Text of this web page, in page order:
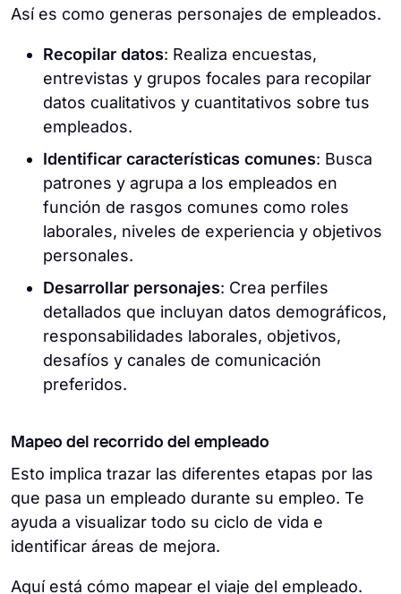
Así es como generas personajes de empleados.
Recopilar datos: Realiza encuestas,
entrevistas y grupos focales para recopilar
datos cualitativos y cuantitativos sobre tus
empleados.
Identificar características comunes: Busca
patrones y agrupa a los empleados en
función de rasgos comunes como roles
laborales, niveles de experiencia y objetivos
personales.
Desarrollar personajes: Crea perfiles
detallados que incluyan datos demográficos,
responsabilidades laborales, objetivos,
desafíos y canales de comunicación
preferidos.
Mapeo del recorrido del empleado
Esto implica trazar las diferentes etapas por las
que pasa un empleado durante su empleo. Te
ayuda a visualizar todo su ciclo de vida e
identificar áreas de mejora.
Aquí está cómo mapear el viaje del empleado.